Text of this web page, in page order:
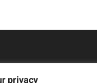
privacy